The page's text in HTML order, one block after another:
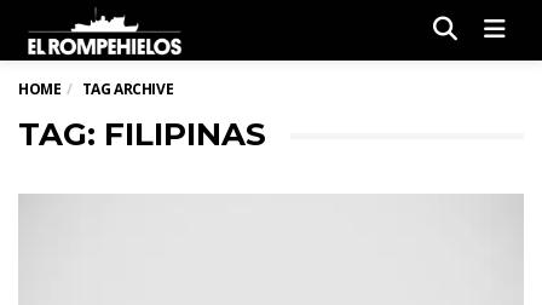
HOME TAG ARCHIVE
TAG: FILIPINAS